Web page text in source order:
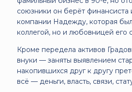
союзники он берёт финансиста
компании Надежду, которая
коллегой, но и любовницей его
Кроме передела активов
внуки — заняты выявлением
накопившихся друг к другу
всё — деньги, власть, связи,